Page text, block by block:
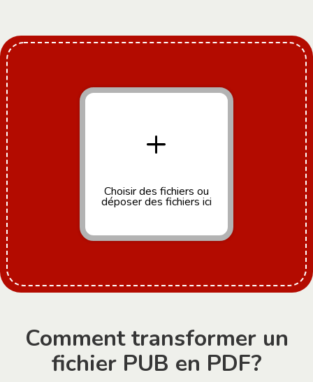
+
Choisir des fichiers ou
déposer des fichiers ici
Comment transformer un
fichier PUB en PDF?